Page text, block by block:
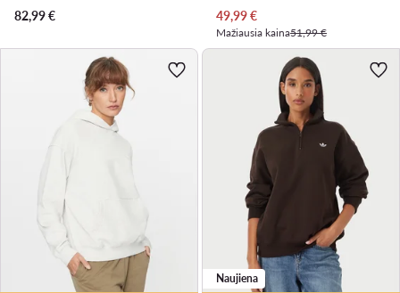
82,99€
Dabartinė kaina
49,99€
Mažiausia kaina51,99 €
Naujiena